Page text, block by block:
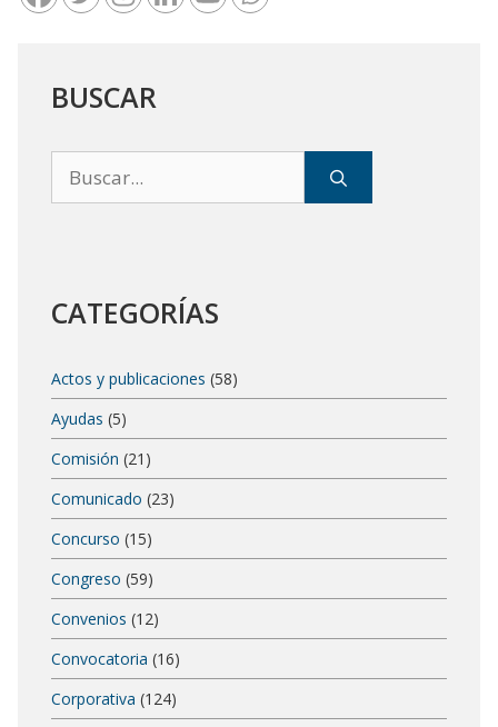
BUSCAR
CATEGORÍAS
Actos y publicaciones (58)
Ayudas (5)
Comisión (21)
Comunicado (23)
Concurso (15)
Congreso (59)
Convenios (12)
Convocatoria (16)
Corporativa (124)